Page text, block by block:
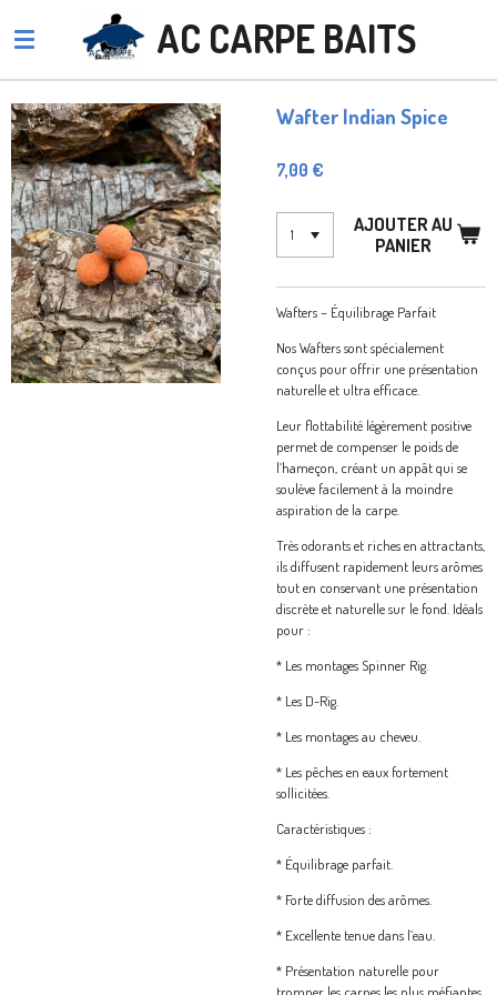
au
principal
AC CARPE BAITS
Wafter Indian Spice
7,00 €
AJOUTER AU
PANIER
Wafters – Équilibrage Parfait
Nos Wafters sont spécialement
conçus pour offrir une présentation
naturelle et ultra efficace.
Leur flottabilité légèrement positive
permet de compenser le poids de
l’hameçon, créant un appât qui se
soulève facilement à la moindre
aspiration de la carpe.
Très odorants et riches en attractants,
ils diffusent rapidement leurs arômes
tout en conservant une présentation
discrète et naturelle sur le fond. Idéals
pour :
* Les montages Spinner Rig.
* Les D-Rig.
* Les montages au cheveu.
* Les pêches en eaux fortement
sollicitées.
Caractéristiques :
* Équilibrage parfait.
* Forte diffusion des arômes.
* Excellente tenue dans l’eau.
* Présentation naturelle pour
tromper les carpes les plus méfiantes.